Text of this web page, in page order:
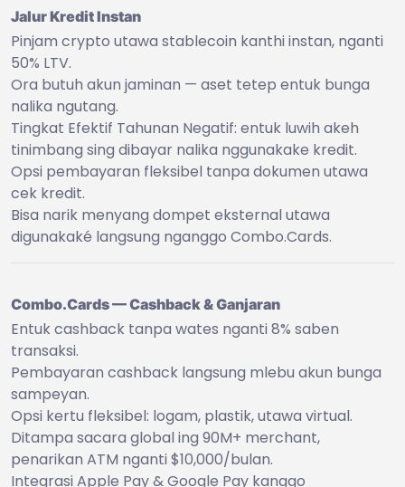
Jalur Kredit Instan
Pinjam crypto utawa stablecoin kanthi instan, nganti
50% LTV.
Ora butuh akun jaminan — aset tetep entuk bunga
nalika ngutang.
Tingkat Efektif Tahunan Negatif: entuk luwih akeh
tinimbang sing dibayar nalika nggunakake kredit.
Opsi pembayaran fleksibel tanpa dokumen utawa
cek kredit.
Bisa narik menyang dompet eksternal utawa
digunakaké langsung nganggo Combo.Cards.
Combo.Cards — Cashback & Ganjaran
Entuk cashback tanpa wates nganti 8% saben
transaksi.
Pembayaran cashback langsung mlebu akun bunga
sampeyan.
Opsi kertu fleksibel: logam, plastik, utawa virtual.
Ditampa sacara global ing 90M+ merchant,
penarikan ATM nganti $10,000/bulan.
Integrasi Apple Pay & Google Pay kanggo